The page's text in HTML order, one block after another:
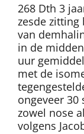
268 Dth 3
zesde
van
in de
uur
met de
ongeveer 30
zowel nose
volgens